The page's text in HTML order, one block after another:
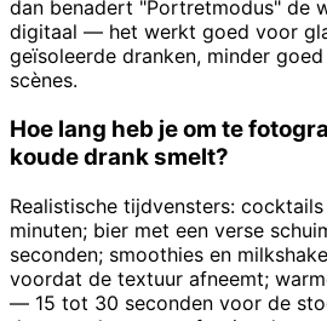
dan benadert "Portretmodus" de
digitaal — het werkt goed voor
geïsoleerde dranken, minder
scènes.
Hoe lang heb je om te
koude drank smelt?
Realistische tijdvensters:
minuten; bier met een verse
seconden; smoothies en
voordat de textuur afneemt;
— 15 tot 30 seconden voor de